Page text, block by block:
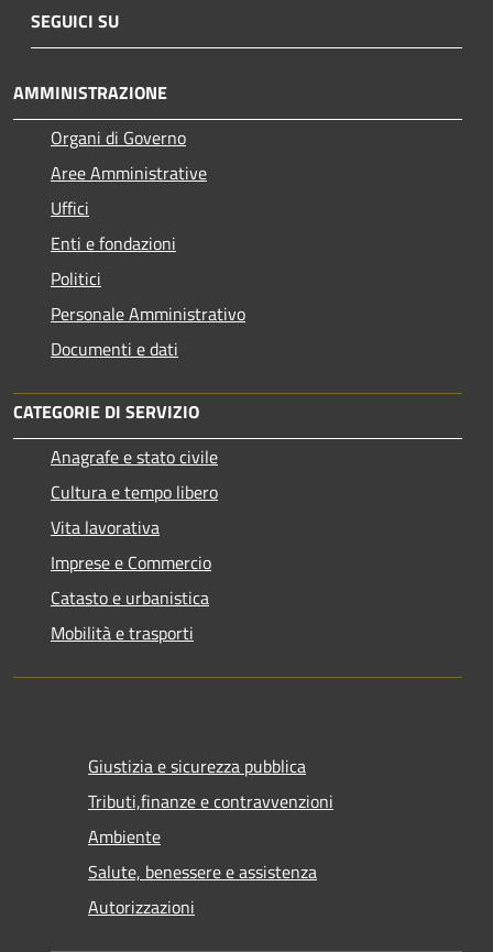
SEGUICI SU
AMMINISTRAZIONE
Organi di Governo
Aree Amministrative
Uffici
Enti e fondazioni
Politici
Personale Amministrativo
Documenti e dati
CATEGORIE DI SERVIZIO
Anagrafe e stato civile
Cultura e tempo libero
Vita lavorativa
Imprese e Commercio
Catasto e urbanistica
Mobilità e trasporti
Giustizia e sicurezza pubblica
Tributi,finanze e contravvenzioni
Ambiente
Salute, benessere e assistenza
Autorizzazioni